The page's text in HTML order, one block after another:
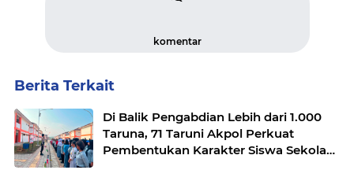
komentar
Berita Terkait
Di Balik Pengabdian Lebih dari 1.000
Taruna, 71 Taruni Akpol Perkuat
Pembentukan Karakter Siswa Sekolah